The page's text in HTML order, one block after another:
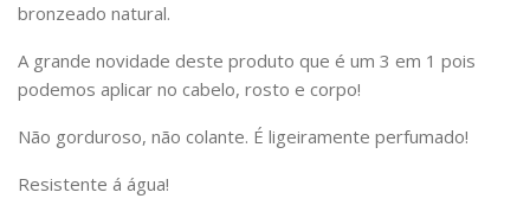
bronzeado natural.
A grande novidade deste produto que é um 3 em 1 pois
podemos aplicar no cabelo, rosto e corpo!
Não gorduroso, não colante. É ligeiramente perfumado!
Resistente á água!